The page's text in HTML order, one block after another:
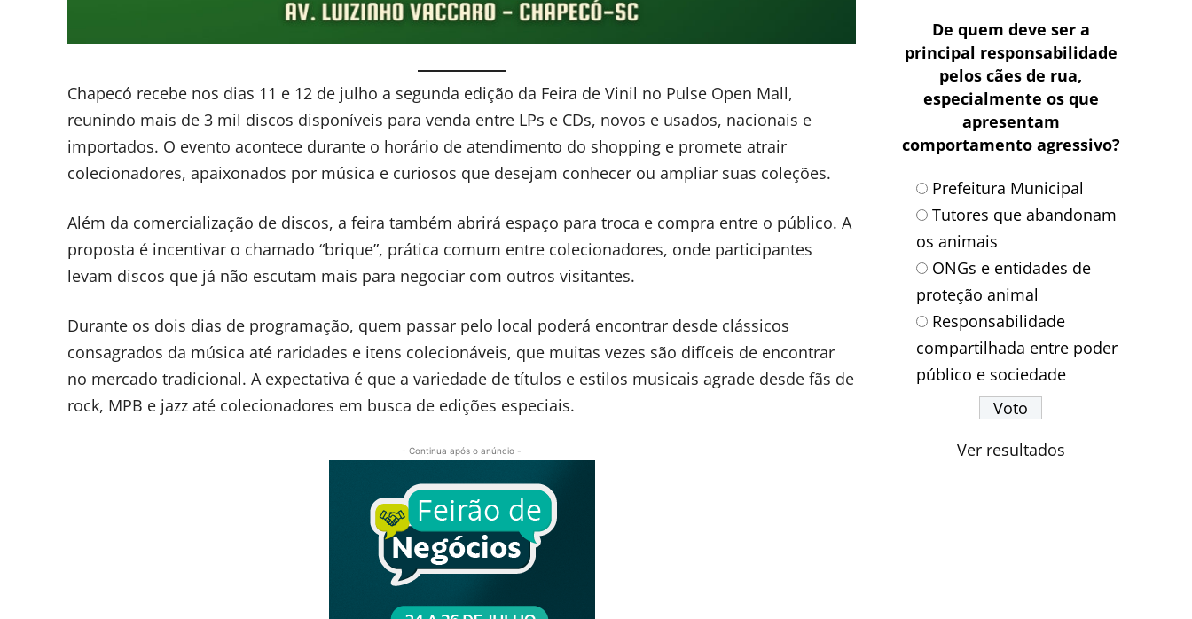
Chapecó recebe nos dias 11 e 12 de julho a segunda edição da Feira de Vinil no Pulse Open Mall,
reunindo mais de 3 mil discos disponíveis para venda entre LPs e CDs, novos e usados, nacionais e
importados. O evento acontece durante o horário de atendimento do shopping e promete atrair
colecionadores, apaixonados por música e curiosos que desejam conhecer ou ampliar suas coleções.
Além da comercialização de discos, a feira também abrirá espaço para troca e compra entre o público. A
proposta é incentivar o chamado “brique”, prática comum entre colecionadores, onde participantes
levam discos que já não escutam mais para negociar com outros visitantes.
Durante os dois dias de programação, quem passar pelo local poderá encontrar desde clássicos
consagrados da música até raridades e itens colecionáveis, que muitas vezes são difíceis de encontrar
no mercado tradicional. A expectativa é que a variedade de títulos e estilos musicais agrade desde fãs de
rock, MPB e jazz até colecionadores em busca de edições especiais.
- Continua após o anúncio -
De quem deve ser a
principal responsabilidade
pelos cães de rua,
especialmente os que
apresentam
comportamento agressivo?
Prefeitura Municipal
Tutores que abandonam
os animais
ONGs e entidades de
proteção animal
Responsabilidade
compartilhada entre poder
público e sociedade
Ver resultados